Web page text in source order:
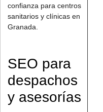
confianza para centros
sanitarios y clínicas en
Granada.
SEO para
despachos
y asesorías